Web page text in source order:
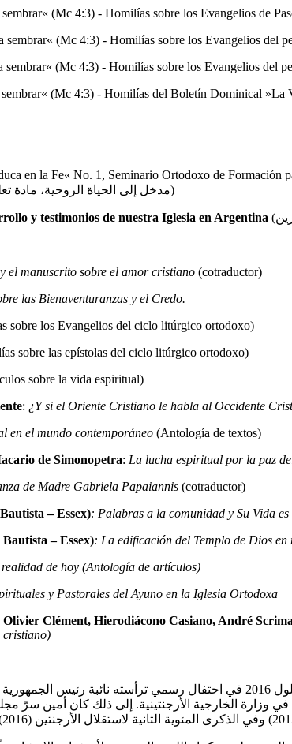
(Mc 4:3) - Homilías sobre los Evangelios de
sembrar« (Mc 4:3) - Homilías sobre los Evangelios del
(Mc 4:3) - Homilías sobre los Evangelios del
(Mc 4:3) - Homilías del Boletín Dominical »La
en la Fe« No. 1, Seminario Ortodoxo de Formación
Balamand. (مدخل إلى الحياة الروحية، مادة تعليمية عبر برنامج معهد القديس يوحنا الدمشقي اللاهوتي)
y testimonios de nuestra Iglesia en Argentina
el manuscrito sobre el amor cristiano (cotraductor)
las Bienaventuranzas y el Credo.
sobre los Evangelios del ciclo litúrgico ortodoxo)
sobre las epístolas del ciclo litúrgico ortodoxo)
sobre la vida espiritual)
: ¿Y si el Oriente Cristiano le habla al Occidente
en el mundo contemporáneo (Antología de textos)
de Simonopetra: La lucha espiritual por la paz
de Madre Gabriela Papaiannis (cotraductor)
– Essex): Palabras a la comunidad y Su Vida
– Essex): La edificación del Templo de Dios en
de hoy (Antología de artículos)
y Pastorales del Ayuno en la Iglesia Ortodoxa
Clément, Hierodiácono Casiano, André
cristiano)
حصل على الجنسية الأرجنتينية في حدث تاريخي جرى في القصر الرئاسي يوم 22 أيلول